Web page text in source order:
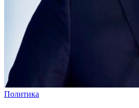
Политика